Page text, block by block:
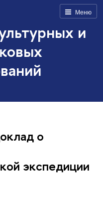
Меню
и
о
экспедиции